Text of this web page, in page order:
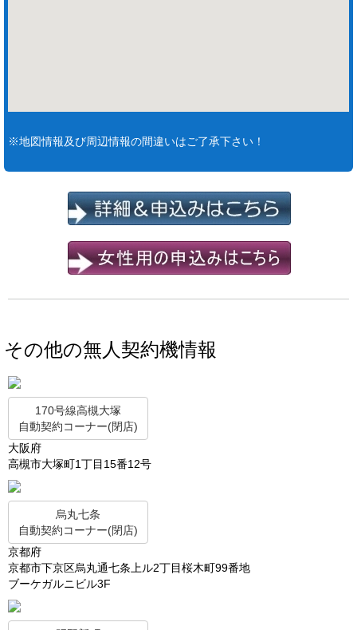
※地図情報及び周辺情報の間違いはご了承下さい！
その他の無人契約機情報
170号線高槻大塚
自動契約コーナー(閉店)
大阪府
高槻市大塚町1丁目15番12号
烏丸七条
自動契約コーナー(閉店)
京都府
京都市下京区烏丸通七条上ル2丁目桜木町99番地
ブーケガルニビル3F